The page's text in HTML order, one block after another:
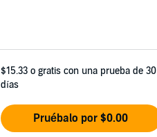
$15.33 o gratis con una prueba de 30
días
Pruébalo por $0.00